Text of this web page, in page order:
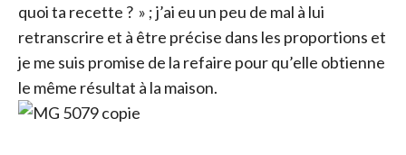
quoi ta recette ? » ; j’ai eu un peu de mal à lui
retranscrire et à être précise dans les proportions et
je me suis promise de la refaire pour qu’elle obtienne
le même résultat à la maison.